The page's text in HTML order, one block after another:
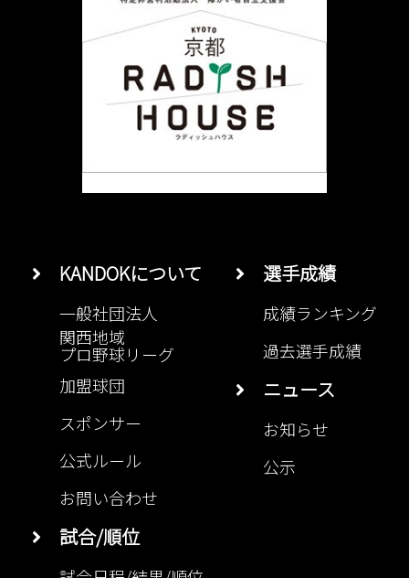
KANDOKについて
一般社団法人
関西地域
プロ野球リーグ
加盟球団
スポンサー
公式ルール
お問い合わせ
試合/順位
選手成績
成績ランキング
過去選手成績
ニュース
お知らせ
公示